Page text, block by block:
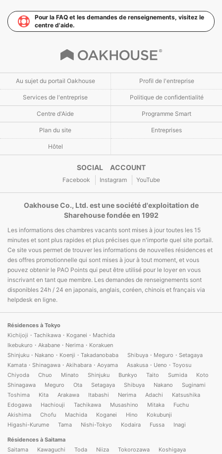
Pour la FAQ et les demandes de renseignements, visitez le
centre d'aide.
Au sujet du portail Oakhouse Profil de l'entreprise
Services de l'entreprise Politique de confidentialité
Centre d'Aide Programme Smart
Plan du site Entreprises
Hôtel
SOCIAL ACCOUNT
Facebook Instagram YouTube
Oakhouse Co., Ltd. est une société d'exploitation de
Sharehouse fondée en 1992
Les informations des chambres vacants sont mises à jour toutes les 15
minutes et sont plus rapides et plus précises que n'importe quel site portail.
Ce site vous permet de trouver les informations de nouvelles résidences et
des offres promotionnelle qui sont mises à jour à tout moment, et vous
pouvez obtenir le PAO Points qui peut être utilisé pour le loyer en vous
inscrivant en tant que membre. Les demandes de renseignements sont
disponibles 24h / 24 en japonais, anglais, coréen, chinois et français via
helpdesk en ligne.
Résidences à Tokyo
Kichijoji・Tachikawa・Koganei・Machida
Ikebukuro・Akabane・Nerima・Korakuen
Shinjuku・Nakano・Koenji・Takadanobaba
Shibuya・Meguro・Setagaya
Kamata・Shinagawa・Akihabara・Aoyama
Asakusa・Ueno・Toyosu
Chiyoda
Chuo Minato Shinjuku Bunkyo Taito Sumida
Koto
Shinagawa
Meguro Ota Setagaya Shibuya Nakano
Suginami
Toshima
Kita Arakawa Itabashi Nerima Adachi
Katsushika
Edogawa
Hachiouji Tachikawa Musashino Mitaka
Fuchu
Akishima
Chofu Machida Koganei Hino
Kokubunji
Higashi-Kurume
Tama Nishi-Tokyo Kodaira Fussa Inagi
Résidences à Saitama
Saitama
Kawaguchi Toda Niiza Tokorozawa
Koshigaya